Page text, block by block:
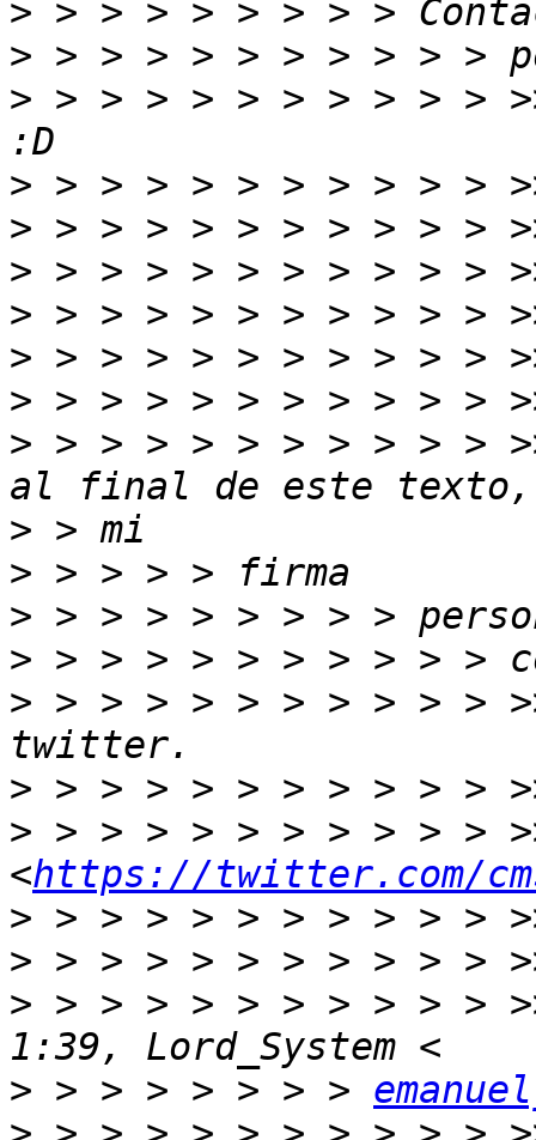
>
>
> > > > > > > > > > >
>
>
>
>
>
>
> > > > > > > > > > >
>
>
>
>
> > > > > > > > > > >
>
> > > > > > > > > > >
<https://twitter.com/
>
>
> > > > > > > > > > >
> > > > > > > >